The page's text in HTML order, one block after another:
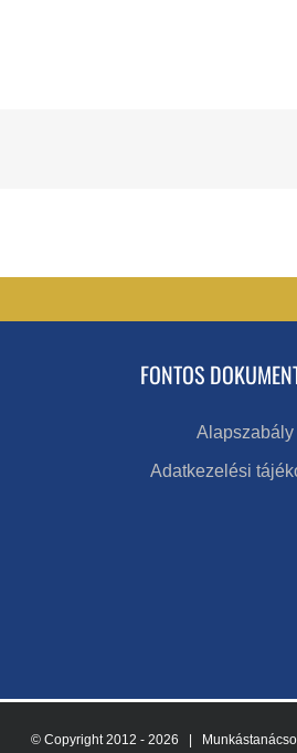
FONTOS
Alapszabály
Adatkezelési
© Copyright 2012 - 2026 |